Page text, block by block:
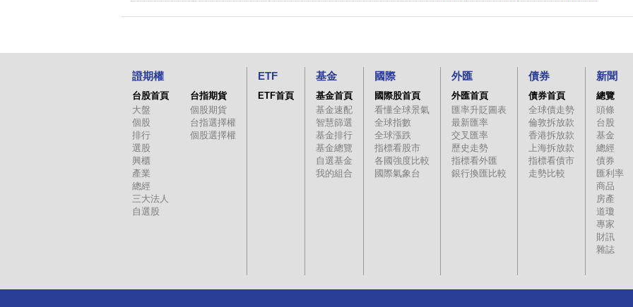
證期權
台股首頁
大盤
個股
排行
選股
興櫃
產業
總經
三大法人
自選股
台指期貨
個股期貨
台指選擇權
個股選擇權
ETF
ETF首頁
基金
基金首頁
基金速配
智慧篩選
基金排行
基金總覽
自選基金
我的組合
國際
國際股首頁
看懂全球景氣
全球指數
全球漲跌
指標看股市
各國強度比較
國際氣象台
外匯
外匯首頁
匯率升貶圖表
最新匯率
交叉匯率
歷史走勢
指標看外匯
銀行換匯比較
債券
債券首頁
全球債走勢
倫敦拆放款
香港拆放款
上海拆放款
指標看債市
走勢比較
新聞
總覽
頭條
台股
基金
總經
債券
匯利率
商品
房產
道瓊
專家
財訊
雜誌